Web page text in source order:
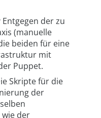
Entgegen der zu
(manuelle
beiden für eine
mit
Puppet.
Skripte für die
der
der